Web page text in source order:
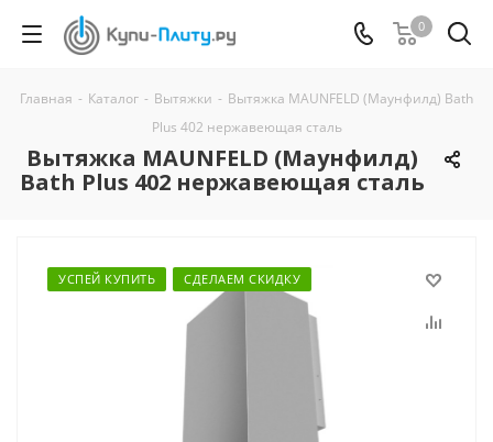
0
Главная - Каталог - Вытяжки - Вытяжка MAUNFELD (Маунфилд) Bath
Plus 402 нержавеющая сталь
Вытяжка MAUNFELD (Маунфилд)
Bath Plus 402 нержавеющая сталь
УСПЕЙ КУПИТЬ СДЕЛАЕМ СКИДКУ